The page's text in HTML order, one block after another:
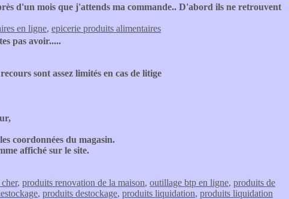
d'un mois que j'attends ma commande.. D'abord ils ne retrouvent
en ligne, epicerie produits alimentaires
pas avoir.....
sont assez limités en cas de litige
coordonnées du magasin.
affiché sur le site.
, produits renovation de la maison, outillage btp en ligne, produits de
, produits destockage, produits liquidation, produits liquidation